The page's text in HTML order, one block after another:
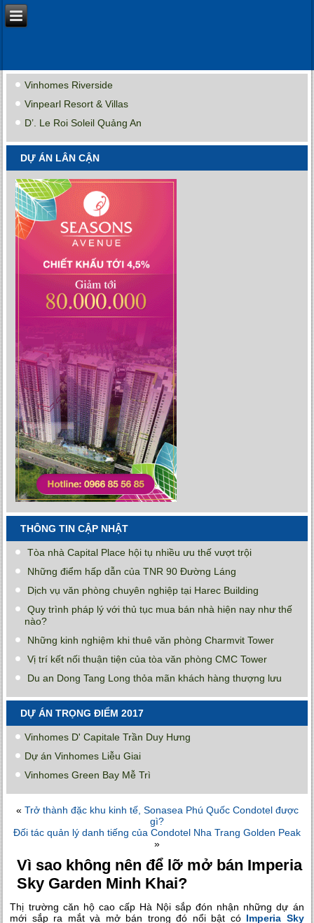
Vinhomes Riverside
Vinpearl Resort & Villas
D’. Le Roi Soleil Quảng An
DỰ ÁN LÂN CẬN
THÔNG TIN CẬP NHẬT
Tòa nhà Capital Place hội tụ nhiều ưu thế vượt trội
Những điểm hấp dẫn của TNR 90 Đường Láng
Dịch vụ văn phòng chuyên nghiệp tại Harec Building
Quy trình pháp lý với thủ tục mua bán nhà hiện nay như thế
nào?
Những kinh nghiệm khi thuê văn phòng Charmvit Tower
Vị trí kết nối thuận tiện của tòa văn phòng CMC Tower
Du an Dong Tang Long thỏa mãn khách hàng thượng lưu
DỰ ÁN TRỌNG ĐIỂM 2017
Vinhomes D' Capitale Trần Duy Hưng
Dự án Vinhomes Liễu Giai
Vinhomes Green Bay Mễ Trì
« Trở thành đặc khu kinh tế, Sonasea Phú Quốc Condotel được
gì?
Đối tác quản lý danh tiếng của Condotel Nha Trang Golden Peak
»
Vì sao không nên để lỡ mở bán Imperia
Sky Garden Minh Khai?
Thị trường căn hộ cao cấp Hà Nội sắp đón nhận những dự án
mới sắp ra mắt và mở bán trong đó nổi bật có Imperia Sky